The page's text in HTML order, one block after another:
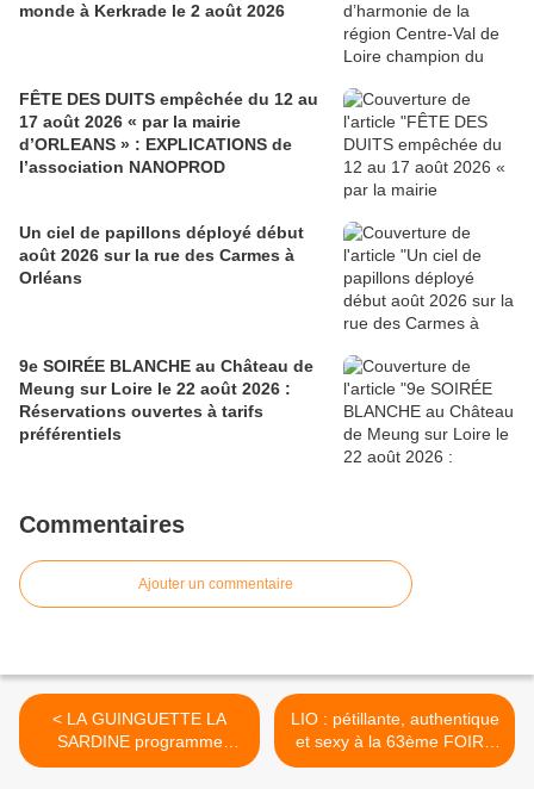
monde à Kerkrade le 2 août 2026
FÊTE DES DUITS empêchée du 12 au
17 août 2026 « par la mairie
d’ORLEANS » : EXPLICATIONS de
l’association NANOPROD
Un ciel de papillons déployé début
août 2026 sur la rue des Carmes à
Orléans
9e SOIRÉE BLANCHE au Château de
Meung sur Loire le 22 août 2026 :
Réservations ouvertes à tarifs
préférentiels
Commentaires
Ajouter un commentaire
< LA GUINGUETTE LA
SARDINE programme
Topium, Camille Bazbaz, La
LIO : pétillante, authentique
et sexy à la 63ème FOIRE
AUX ASPERGES DE TIGY